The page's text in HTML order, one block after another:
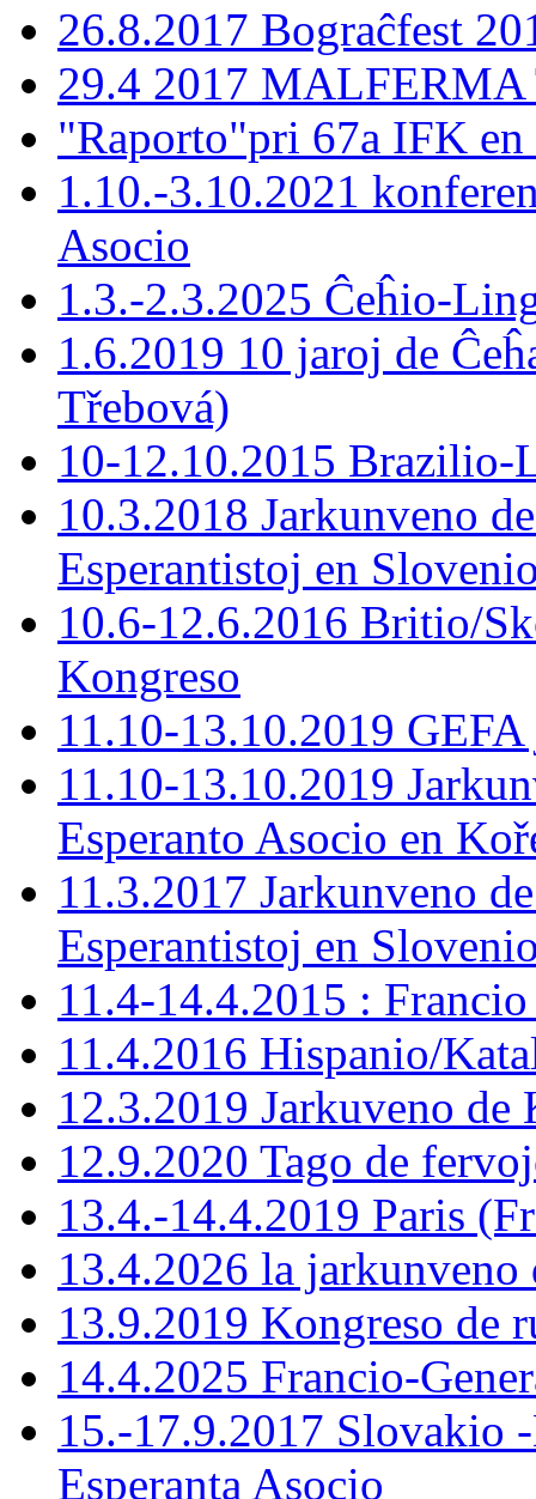
26.8.2017 Bograĉfest
29.4 2017
"Raporto"pri 67a IFK
1.10.-3.10.2021
Asocio
1.3.-2.3.2025 Ĉeĥio-
1.6.2019 10 jaroj de
Třebová)
10-12.10.2015
10.3.2018 Jarkunveno
Esperantistoj en
10.6-12.6.2016 Britio/
Kongreso
11.10-13.10.2019
11.10-13.10.2019
Esperanto Asocio en
11.3.2017 Jarkunveno
Esperantistoj en
11.4-14.4.2015 :
11.4.2016 Hispanio/
12.3.2019 Jarkuveno de
12.9.2020 Tago de
13.4.-14.4.2019 Paris
13.4.2026 la jarkunveno
13.9.2019 Kongreso de
14.4.2025 Francio-
15.-17.9.2017 Slovakio
Esperanta Asocio